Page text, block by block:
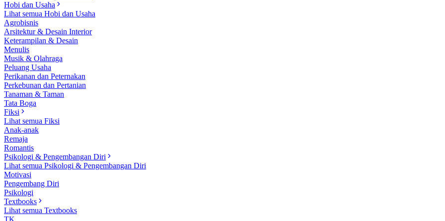
Hobi dan Usaha
Lihat semua Hobi dan Usaha
Agrobisnis
Arsitektur & Desain Interior
Keterampilan & Desain
Menulis
Musik & Olahraga
Peluang Usaha
Perikanan dan Peternakan
Perkebunan dan Pertanian
Tanaman & Taman
Tata Boga
Fiksi
Lihat semua Fiksi
Anak-anak
Remaja
Romantis
Psikologi & Pengembangan Diri
Lihat semua Psikologi & Pengembangan Diri
Motivasi
Pengembang Diri
Psikologi
Textbooks
Lihat semua Textbooks
TK